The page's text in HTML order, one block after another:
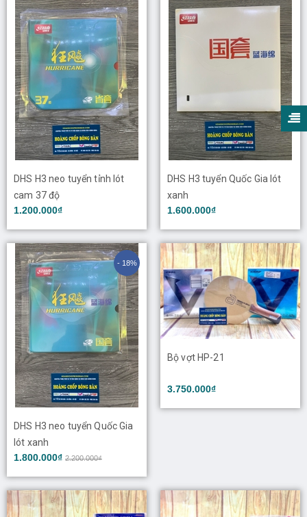
DHS H3 neo tuyển tỉnh lót
cam 37 độ
1.200.000₫
DHS H3 tuyển Quốc Gia lót
xanh
1.600.000₫
- 18%
DHS H3 neo tuyển Quốc Gia
lót xanh
1.800.000₫ 2.200.000₫
Bộ vợt HP-21
3.750.000₫